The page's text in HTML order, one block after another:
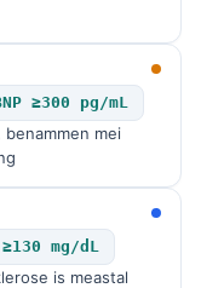
≥300 pg/mL
mei
mg/dL
is meastal